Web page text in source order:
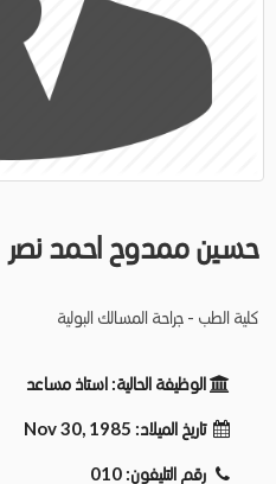
حسين ممدوح احمد نصر
كلية الطب - جراحة المسالك البولية
الوظيفة الحالية: استاذ مساعد
تاريخ الميلاد: Nov 30, 1985
رقم التليفون: 010